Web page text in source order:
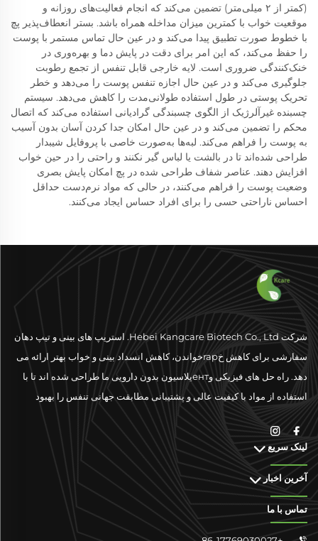
(کمتر از ۲ میلی‌متر) تضمین می‌کند که انجام فعالیت‌های روزانه و
موقعیت خواب با کمترین میزان مداخله همراه باشد. بستر انعطاف‌پذیر پچ
با خطوط صورت تطبیق پیدا می‌کند و در عین حال تماس مستمر با پوست
را حفظ می‌کند، که این امر برای دقت در پایش دما و بهره‌وری در
خنک‌کنندگی ضروری است. لایه خارجی قابل تنفس از تجمع رطوبت
جلوگیری می‌کند و در عین حال اجازه تنفس پوست را می‌دهد و خطر
تحریک پوستی در طول استفاده طولانی‌مدت را کاهش می‌دهد. سیستم
چسبنده غیرآلرژیک از الگوی چسبندگی گرادیانی استفاده می‌کند که اتصال
محکم را تضمین می‌کند و در عین حال امکان جدا کردن آسان بدون آسیب
به پوست را فراهم می‌کند. لبه‌ها به‌صورت خاصی با پروفایل شیبدار
طراحی شده‌اند تا در بالشت یا لباس گیر نکنند و راحتی را در حین خواب
افزایش دهند. عناصر شفاف طراحی شده در پچ امکان پایش بصری
وضعیت پوست را فراهم می‌کنند، در حالی که مواد نرم‌دست حداقل
احساس ناراحتی حسی را برای افراد حساس ایجاد می‌کنند.
شرکت Hebei Kangcare Biotech Co., Ltd. استریپ های بینی و تیپ دهان
سفارشی برای کاهش خrapخواندن، کاهش انسداد بینی و خواب بهتر ارائه می
دهد. راه حل های فیزیکی وентیلاسیون بدون دارویی ما طراحی شده اند تا با
استفاده از مواد با کیفیت عالی و پشتیبانی مطابقت جهانی تنفس را بهبود
لینک سریع
آخرین اخبار
تماس با ما